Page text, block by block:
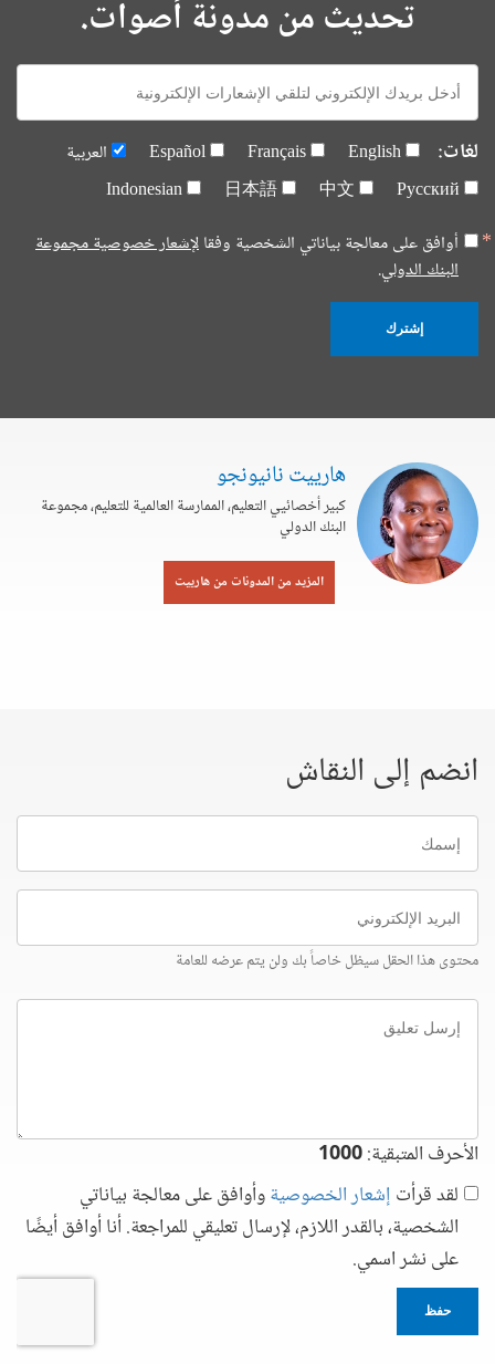
تحديث من مدونة أصوات.
E-
mail:
لغات: English
Français
Español
العربية
Русский
中文
日本語
Indonesian
أوافق على معالجة بياناتي الشخصية وفقالإشعار خصوصية مجموعة
البنك الدولي.
إشترك
هارييت نانيونجو
كبير أخصائيي التعليم، الممارسة العالمية للتعليم، مجموعة
البنك الدولي
المزيد من المدونات من هارييت
انضم إلى النقاش
إسمك
البريد
الإلكتروني
محتوى هذا الحقل سيظل خاصاً بك ولن يتم عرضه للعامة
إرسل
تعليق
الأحرف المتبقية:1000
لقد قرأت إشعار الخصوصيةوأوافق على معالجة بياناتي
الشخصية، بالقدر اللازم، لإرسال تعليقي للمراجعة. أنا أوافق أيضًا
على نشر اسمي.
حفظ